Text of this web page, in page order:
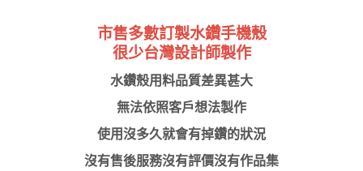
市售多數訂製水鑽手機殼
很少台灣設計師製作
水鑽殼用料品質差異甚大
無法依照客戶想法製作
使用沒多久就會有掉鑽的狀況
沒有售後服務沒有評價沒有作品集